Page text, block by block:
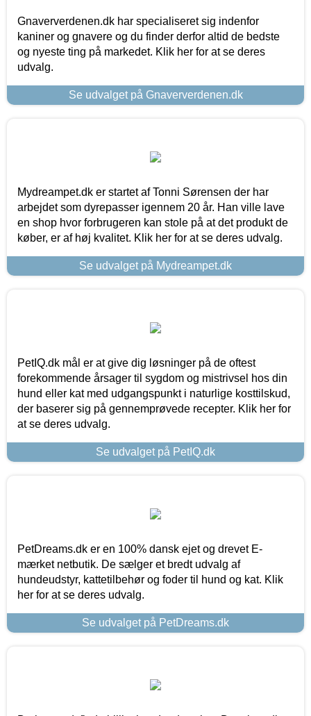
Gnaververdenen.dk har specialiseret sig indenfor
kaniner og gnavere og du finder derfor altid de bedste
og nyeste ting på markedet. Klik her for at se deres
udvalg.
Se udvalget på Gnaververdenen.dk
Mydreampet.dk er startet af Tonni Sørensen der har
arbejdet som dyrepasser igennem 20 år. Han ville lave
en shop hvor forbrugeren kan stole på at det produkt de
køber, er af høj kvalitet. Klik her for at se deres udvalg.
Se udvalget på Mydreampet.dk
PetIQ.dk mål er at give dig løsninger på de oftest
forekommende årsager til sygdom og mistrivsel hos din
hund eller kat med udgangspunkt i naturlige kosttilskud,
der baserer sig på gennemprøvede recepter. Klik her for
at se deres udvalg.
Se udvalget på PetIQ.dk
PetDreams.dk er en 100% dansk ejet og drevet E-
mærket netbutik. De sælger et bredt udvalg af
hundeudstyr, kattetilbehør og foder til hund og kat. Klik
her for at se deres udvalg.
Se udvalget på PetDreams.dk